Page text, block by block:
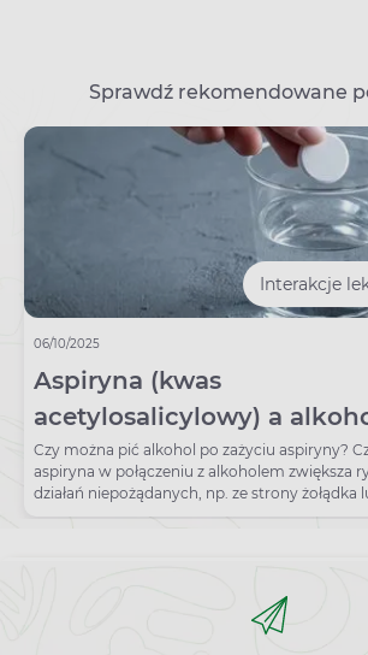
Sprawdź rekomendowane
Interakcje
06/10/2025
Aspiryna (kwas
acetylosalicylowy) a
Czy można pić alkohol po zażyciu aspiryny?
aspiryna w połączeniu z alkoholem zwiększa
działań niepożądanych, np. ze strony żołądka
wątroby?